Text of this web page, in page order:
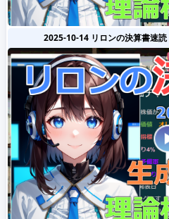
2025-10-14 リロンの決算書速読